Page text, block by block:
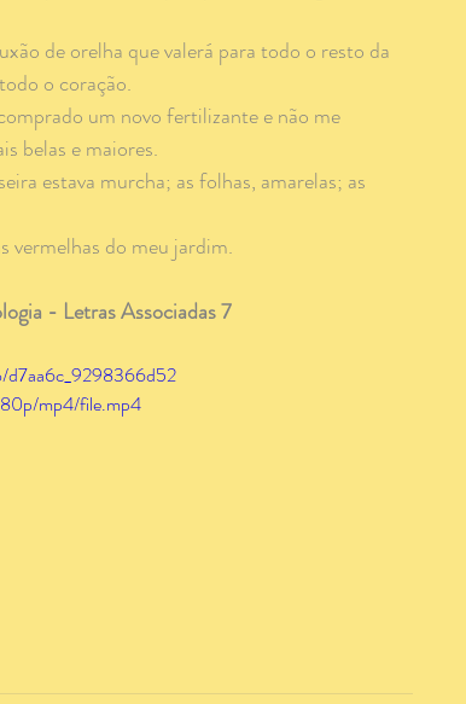
o coração.
belas e maiores.
vermelhas do meu jardim.
- Letras Associadas 7
d7aa6c_9298366d52
mp4/file.mp4